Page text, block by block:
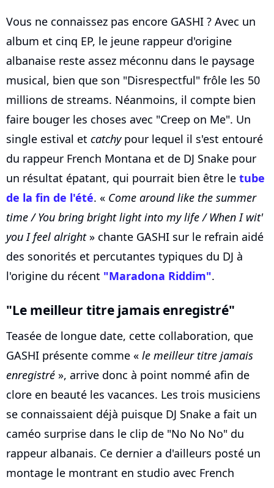
Vous ne connaissez pas encore GASHI ? Avec un
album et cinq EP, le jeune rappeur d'origine
albanaise reste assez méconnu dans le paysage
musical, bien que son "Disrespectful" frôle les 50
millions de streams. Néanmoins, il compte bien
faire bouger les choses avec "Creep on Me". Un
single estival et catchypour lequel il s'est entouré
du rappeur French Montana et de DJ Snake pour
un résultat épatant, qui pourrait bien être le tube
de la fin de l'été. « Come around like the summer
time / You bring bright light into my life / When I wit'
you I feel alright» chante GASHI sur le refrain aidé
des sonorités et percutantes typiques du DJ à
l'origine du récent "Maradona Riddim".
"Le meilleur titre jamais enregistré"
Teasée de longue date, cette collaboration, que
GASHI présente comme « le meilleur titre jamais
enregistré », arrive donc à point nommé afin de
clore en beauté les vacances. Les trois musiciens
se connaissaient déjà puisque DJ Snake a fait un
caméo surprise dans le clip de "No No No" du
rappeur albanais. Ce dernier a d'ailleurs posté un
montage le montrant en studio avec French